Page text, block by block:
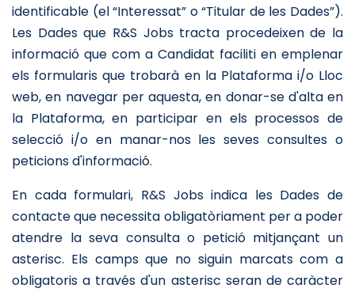
identificable (el “Interessat” o “Titular de les Dades”).
Les Dades que R&S Jobs tracta procedeixen de la
informació que com a Candidat faciliti en emplenar
els formularis que trobarà en la Plataforma i/o Lloc
web, en navegar per aquesta, en donar-se d'alta en
la Plataforma, en participar en els processos de
selecció i/o en manar-nos les seves consultes o
peticions d'informació.
En cada formulari, R&S Jobs indica les Dades de
contacte que necessita obligatòriament per a poder
atendre la seva consulta o petició mitjançant un
asterisc. Els camps que no siguin marcats com a
obligatoris a través d'un asterisc seran de caràcter